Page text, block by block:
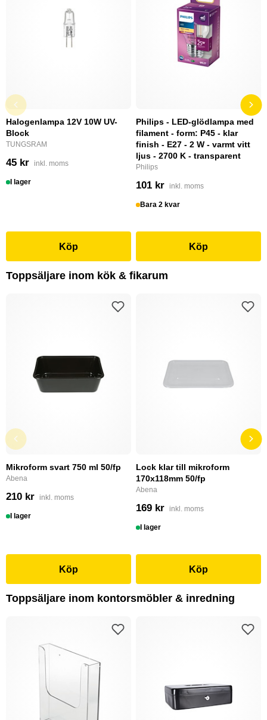
Halogenlampa 12V 10W UV-
Block
TUNGSRAM
45 kr inkl. moms
I lager
Köp
Philips - LED-glödlampa med
filament - form: P45 - klar
finish - E27 - 2 W - varmt vitt
ljus - 2700 K - transparent
Philips
101 kr inkl. moms
Bara 2 kvar
Köp
Toppsäljare inom kök & fikarum
Mikroform svart 750 ml 50/fp
Abena
210 kr inkl. moms
I lager
Köp
Lock klar till mikroform
170x118mm 50/fp
Abena
169 kr inkl. moms
I lager
Köp
Toppsäljare inom kontorsmöbler & inredning